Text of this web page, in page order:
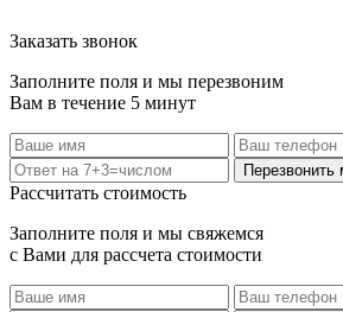
Заказать звонок
Заполните поля и мы перезвоним
Вам в течение 5 минут
Перезвонить
Рассчитать стоимость
Заполните поля и мы свяжемся
с Вами для рассчета стоимости